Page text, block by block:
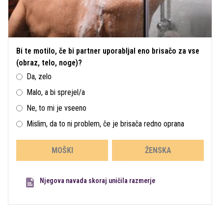
Bi te motilo, če bi partner uporabljal eno brisačo za vse
(obraz, telo, noge)?
Da, zelo
Malo, a bi sprejel/a
Ne, to mi je vseeno
Mislim, da to ni problem, če je brisača redno oprana
MOŠKI ŽENSKA
Njegova navada skoraj uničila razmerje